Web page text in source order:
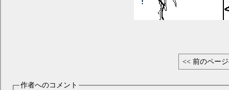
<< 前のペー
作者へのコメント